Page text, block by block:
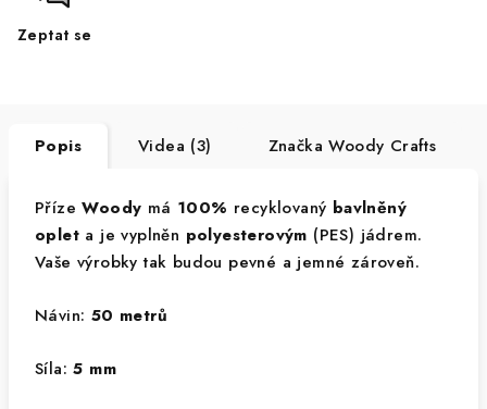
Zeptat se
Popis Videa (3) Značka Woody Crafts
PřízeWoody má 100% recyklovaný bavlněný
oplet a je vyplněn polyesterovým (PES) jádrem.
Vaše výrobky tak budou pevné a jemné zároveň.
Návin: 50 metrů
Síla:5 mm